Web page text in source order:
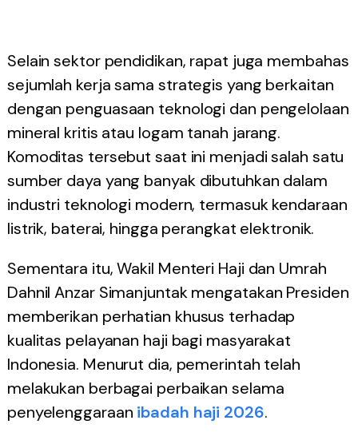
Selain sektor pendidikan, rapat juga membahas
sejumlah kerja sama strategis yang berkaitan
dengan penguasaan teknologi dan pengelolaan
mineral kritis atau logam tanah jarang.
Komoditas tersebut saat ini menjadi salah satu
sumber daya yang banyak dibutuhkan dalam
industri teknologi modern, termasuk kendaraan
listrik, baterai, hingga perangkat elektronik.
Sementara itu, Wakil Menteri Haji dan Umrah
Dahnil Anzar Simanjuntak mengatakan Presiden
memberikan perhatian khusus terhadap
kualitas pelayanan haji bagi masyarakat
Indonesia. Menurut dia, pemerintah telah
melakukan berbagai perbaikan selama
penyelenggaraan ibadah haji 2026.